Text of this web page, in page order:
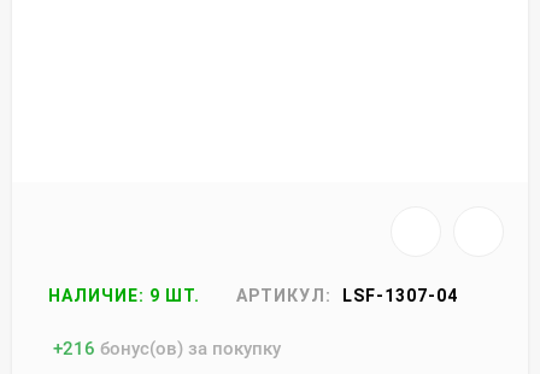
НАЛИЧИЕ: 9 ШТ. АРТИКУЛ: LSF-1307-04
+216 бонус(ов) за покупку